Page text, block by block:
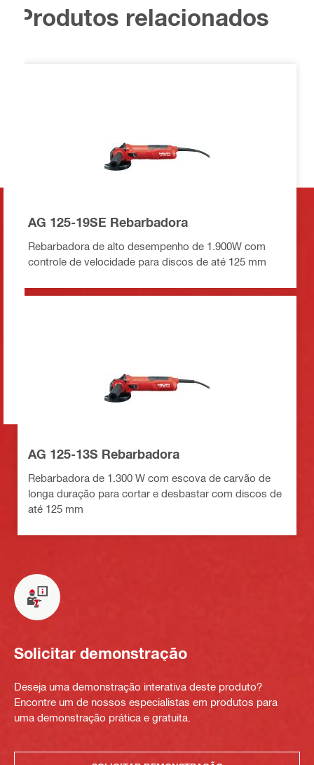
Produtos relacionados
AG 125-19SE Rebarbadora
Rebarbadora de alto desempenho de 1.900W com
controle de velocidade para discos de até 125 mm
AG 125-13S Rebarbadora
Rebarbadora de 1.300 W com escova de carvão de
longa duração para cortar e desbastar com discos de
até 125 mm
Solicitar demonstração
Deseja uma demonstração interativa deste produto?
Encontre um de nossos especialistas em produtos para
uma demonstração prática e gratuita.